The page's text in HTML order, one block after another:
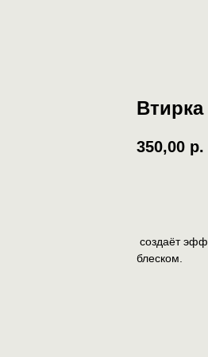
Втирка
350,00 р.
создаёт
блеском.